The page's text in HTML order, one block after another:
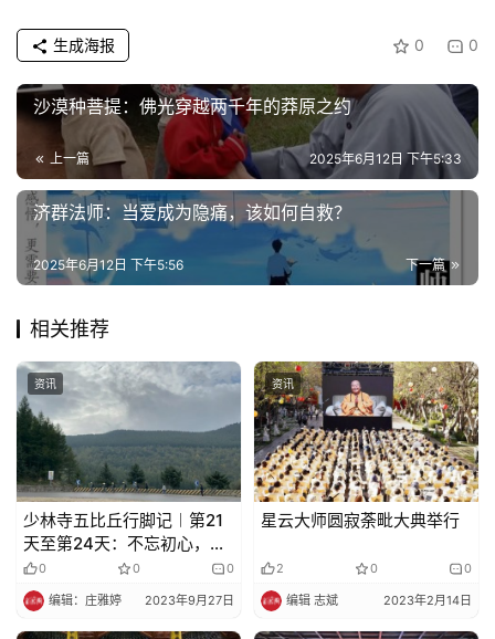
0 0
生成海报
沙漠种菩提：佛光穿越两千年的莽原之约
上一篇 2025年6月12日 下午5:33
济群法师：当爱成为隐痛，该如何自救？
下一篇
2025年6月12日 下午5:56
相关推荐
资讯
少林寺五比丘行脚记︱第21
天至第24天：不忘初心，方
得始终，行脚圆满
0 0 0
编辑：庄雅婷 2023年9月27日
资讯
星云大师圆寂荼毗大典举行
2 0 0
编辑 志斌 2023年2月14日